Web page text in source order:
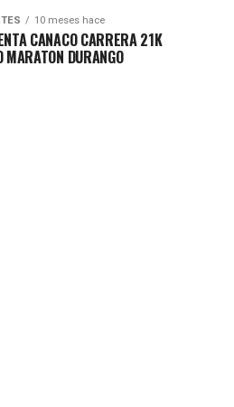
10 meses hace
CANACO CARRERA 21K
MARATON DURANGO